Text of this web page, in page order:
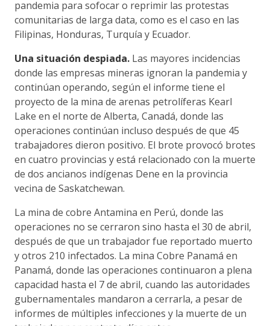
pandemia para sofocar o reprimir las protestas
comunitarias de larga data, como es el caso en las
Filipinas, Honduras, Turquía y Ecuador.
Una situación despiada. Las mayores incidencias
donde las empresas mineras ignoran la pandemia y
continúan operando, según el informe tiene el
proyecto de la mina de arenas petrolíferas Kearl
Lake en el norte de Alberta, Canadá, donde las
operaciones continúan incluso después de que 45
trabajadores dieron positivo. El brote provocó brotes
en cuatro provincias y está relacionado con la muerte
de dos ancianos indígenas Dene en la provincia
vecina de Saskatchewan.
La mina de cobre Antamina en Perú, donde las
operaciones no se cerraron sino hasta el 30 de abril,
después de que un trabajador fue reportado muerto
y otros 210 infectados. La mina Cobre Panamá en
Panamá, donde las operaciones continuaron a plena
capacidad hasta el 7 de abril, cuando las autoridades
gubernamentales mandaron a cerrarla, a pesar de
informes de múltiples infecciones y la muerte de un